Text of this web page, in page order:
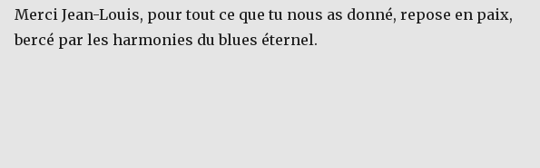
Merci Jean-Louis, pour tout ce que tu nous as donné, repose en paix,
bercé par les harmonies du blues éternel.